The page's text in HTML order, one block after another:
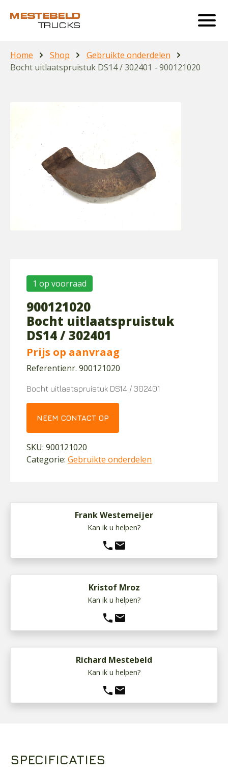
Home Shop
Gebruikte onderdelen
Bocht uitlaatspruistuk DS14 / 302401 - 900121020
1 op voorraad
900121020
Bocht uitlaatspruistuk
DS14 / 302401
Prijs op aanvraag
Referentienr. 900121020
Bocht uitlaatspruistuk DS14 / 302401
NEEM CONTACT OP
SKU: 900121020
Categorie: Gebruikte onderdelen
Frank Westemeijer
Kan ik u helpen?
phone mail
Kristof Mroz
Kan ik u helpen?
phone mail
Richard Mestebeld
Kan ik u helpen?
phone mail
SPECIFICATIES